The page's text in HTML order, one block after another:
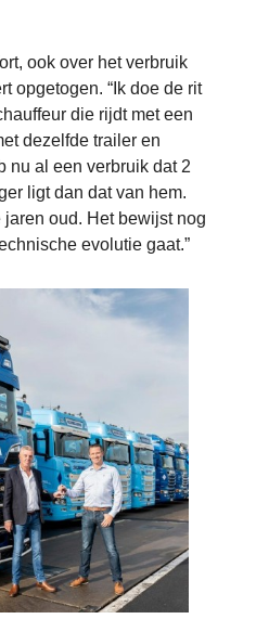
ook over het verbruik
opgetogen. “Ik doe de rit
die rijdt met een
dezelfde trailer en
nu al een verbruik dat 2
ligt dan dat van hem.
oud. Het bewijst nog
evolutie gaat.”